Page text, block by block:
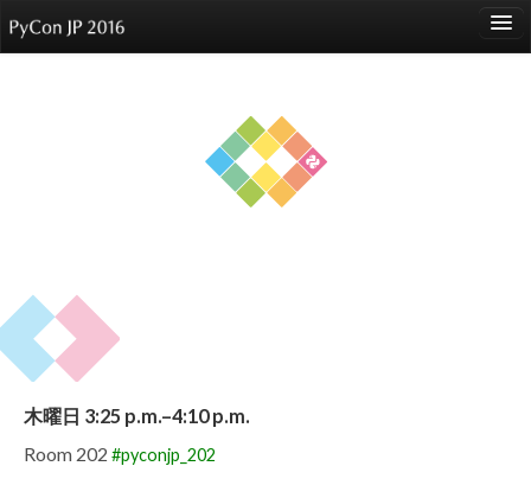
Sponsors
Participants
木曜日 3:25 p.m.–4:10 p.m.
Room 202 #pyconjp_202